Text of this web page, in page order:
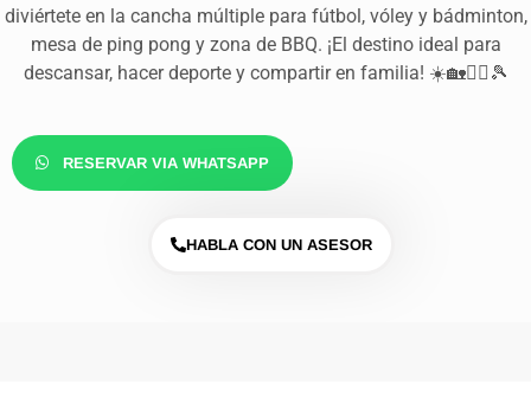
diviértete en la cancha múltiple para fútbol, vóley y bádminton,
mesa de ping pong y zona de BBQ. ¡El destino ideal para
descansar, hacer deporte y compartir en familia! ☀️🏡🏊‍♂️🎾
RESERVAR VIA WHATSAPP
HABLA CON UN ASESOR